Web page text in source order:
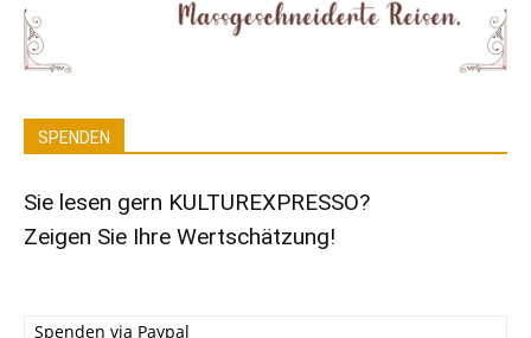
SPENDEN
Sie lesen gern KULTUREXPRESSO?
Zeigen Sie Ihre Wertschätzung!
Spenden via Paypal